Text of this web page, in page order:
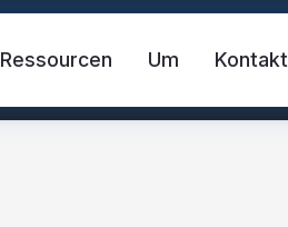
Ressourcen Um Kontakt